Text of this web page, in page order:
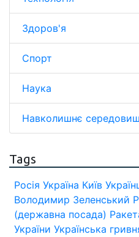
Здоров'я
Спорт
Наука
Навколишнє
Tags
Росія Україна Київ
Володимир Зеленський
(державна посада)
України Українська